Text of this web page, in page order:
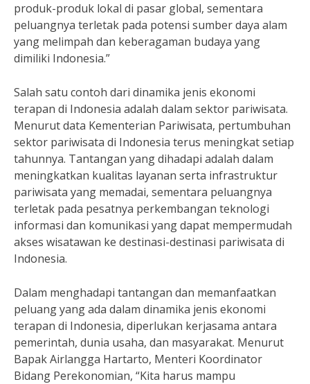
produk-produk lokal di pasar global, sementara
peluangnya terletak pada potensi sumber daya alam
yang melimpah dan keberagaman budaya yang
dimiliki Indonesia.”
Salah satu contoh dari dinamika jenis ekonomi
terapan di Indonesia adalah dalam sektor pariwisata.
Menurut data Kementerian Pariwisata, pertumbuhan
sektor pariwisata di Indonesia terus meningkat setiap
tahunnya. Tantangan yang dihadapi adalah dalam
meningkatkan kualitas layanan serta infrastruktur
pariwisata yang memadai, sementara peluangnya
terletak pada pesatnya perkembangan teknologi
informasi dan komunikasi yang dapat mempermudah
akses wisatawan ke destinasi-destinasi pariwisata di
Indonesia.
Dalam menghadapi tantangan dan memanfaatkan
peluang yang ada dalam dinamika jenis ekonomi
terapan di Indonesia, diperlukan kerjasama antara
pemerintah, dunia usaha, dan masyarakat. Menurut
Bapak Airlangga Hartarto, Menteri Koordinator
Bidang Perekonomian, “Kita harus mampu